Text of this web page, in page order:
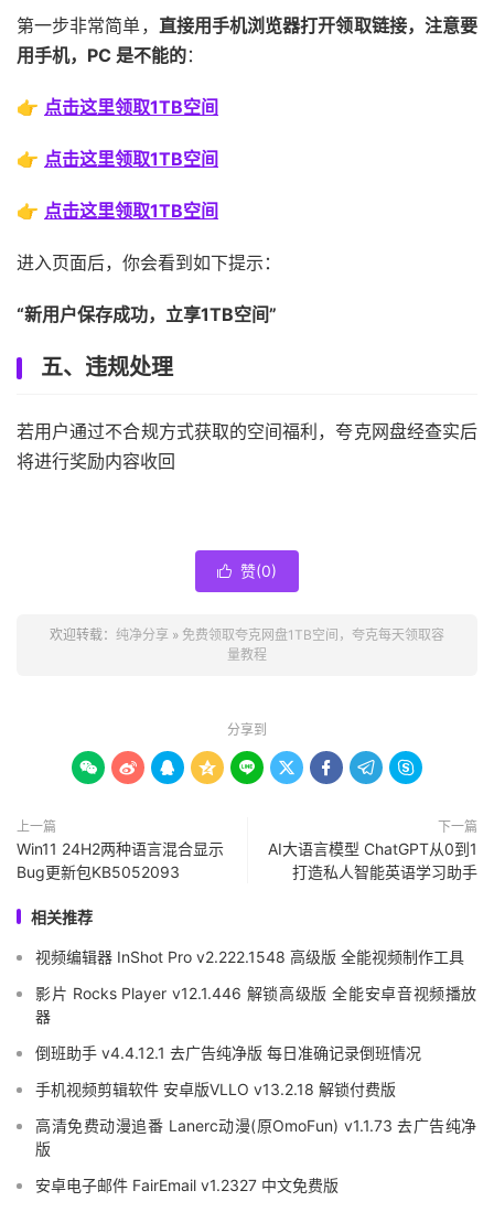
第一步非常简单， 直接用手机浏览器打开领取链接，注意要
用手机，PC 是不能的：
👉 点击这里领取1TB空间
👉 点击这里领取1TB空间
👉 点击这里领取1TB空间
进入页面后，你会看到如下提示：
“新用户保存成功，立享1TB空间”
五、违规处理
若用户通过不合规方式获取的空间福利，夸克网盘经查实后
将进行奖励内容收回
 赞(0)
欢迎转载： 纯净分享 » 免费领取夸克网盘1TB空间，夸克每天领取容
量教程
分享到
        
上一篇
Win11 24H2两种语言混合显示
Bug更新包KB5052093
下一篇
AI大语言模型 ChatGPT从0到1
打造私人智能英语学习助手
相关推荐
视频编辑器 InShot Pro v2.222.1548 高级版 全能视频制作工具
影片 Rocks Player v12.1.446 解锁高级版 全能安卓音视频播放
器
倒班助手 v4.4.12.1 去广告纯净版 每日准确记录倒班情况
手机视频剪辑软件 安卓版VLLO v13.2.18 解锁付费版
高清免费动漫追番 Lanerc动漫(原OmoFun) v1.1.73 去广告纯净
版
安卓电子邮件 FairEmail v1.2327 中文免费版